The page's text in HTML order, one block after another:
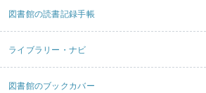
図書館の読書記録手帳
ライブラリー・ナビ
図書館のブックカバー